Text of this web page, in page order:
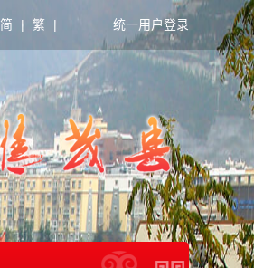
简 | 繁 | 统一用户登录